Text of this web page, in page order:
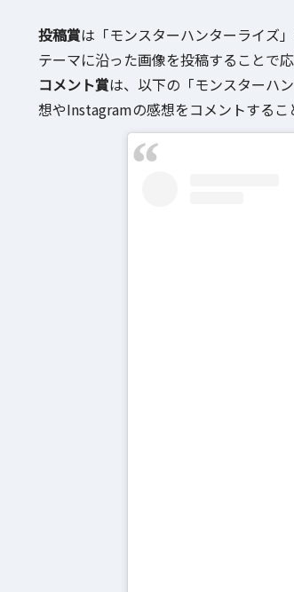
投稿賞は「モンスターハンターライズ
テーマに沿った画像を投稿することで応
コメント賞は、以下の「モンスターハ
想やInstagramの感想をコメントするこ